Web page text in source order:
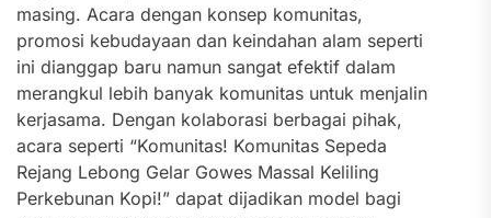
masing. Acara dengan konsep komunitas,
promosi kebudayaan dan keindahan alam seperti
ini dianggap baru namun sangat efektif dalam
merangkul lebih banyak komunitas untuk menjalin
kerjasama. Dengan kolaborasi berbagai pihak,
acara seperti “Komunitas! Komunitas Sepeda
Rejang Lebong Gelar Gowes Massal Keliling
Perkebunan Kopi!” dapat dijadikan model bagi